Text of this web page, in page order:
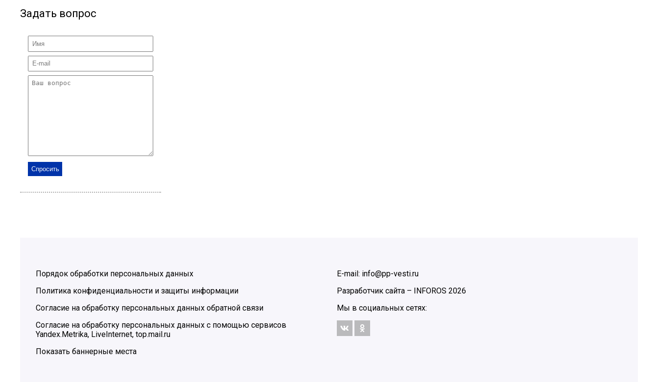
Задать вопрос
Порядок обработки персональных данных
Политика конфиденциальности и защиты информации
Согласие на обработку персональных данных обратной связи
Согласие на обработку персональных данных с помощью сервисов
Yandex.Metrika, LiveInternet, top.mail.ru
Показать баннерные места
E-mail: info@pp-vesti.ru
Разработчик сайта –
INFOROS 2026
Мы в социальных сетях: